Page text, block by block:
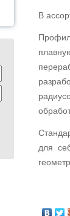
В
для